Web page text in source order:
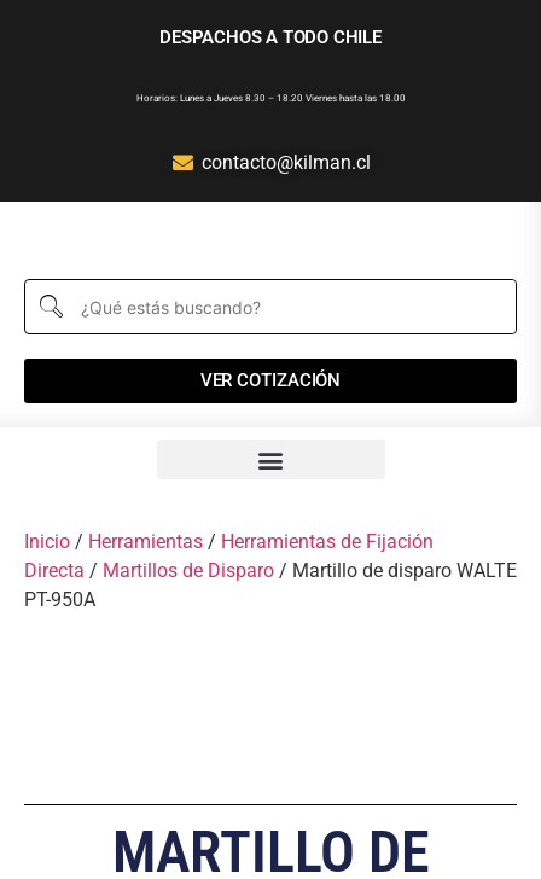
DESPACHOS A TODO CHILE
Horarios: Lunes a Jueves 8.30 – 18.20 Viernes hasta las 18.00
contacto@kilman.cl
VER COTIZACIÓN
Inicio / Herramientas / Herramientas de Fijación
Directa / Martillos de Disparo / Martillo de disparo WALTE
PT-950A
MARTILLO DE